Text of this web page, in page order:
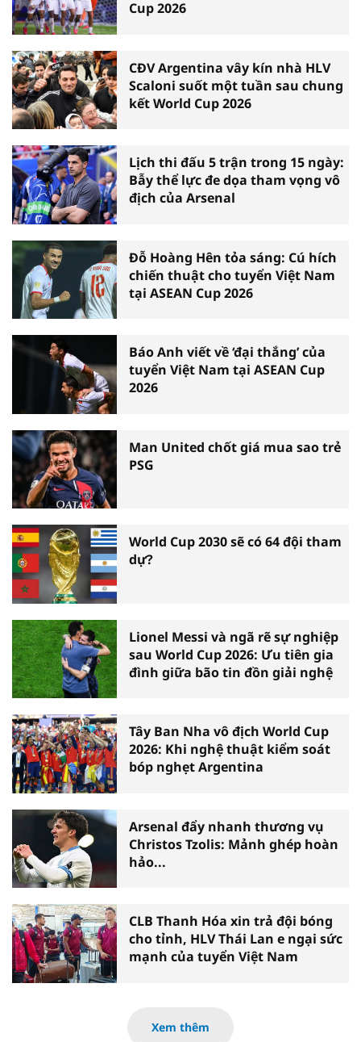
Cup 2026
CĐV Argentina vây kín nhà HLV
Scaloni suốt một tuần sau chung
kết World Cup 2026
Lịch thi đấu 5 trận trong 15 ngày:
Bẫy thể lực đe dọa tham vọng vô
địch của Arsenal
Đỗ Hoàng Hên tỏa sáng: Cú hích
chiến thuật cho tuyển Việt Nam
tại ASEAN Cup 2026
Báo Anh viết về ‘đại thắng’ của
tuyển Việt Nam tại ASEAN Cup
2026
Man United chốt giá mua sao trẻ
PSG
World Cup 2030 sẽ có 64 đội tham
dự?
Lionel Messi và ngã rẽ sự nghiệp
sau World Cup 2026: Ưu tiên gia
đình giữa bão tin đồn giải nghệ
Tây Ban Nha vô địch World Cup
2026: Khi nghệ thuật kiểm soát
bóp nghẹt Argentina
Arsenal đẩy nhanh thương vụ
Christos Tzolis: Mảnh ghép hoàn
hảo...
CLB Thanh Hóa xin trả đội bóng
cho tỉnh, HLV Thái Lan e ngại sức
mạnh của tuyển Việt Nam
Xem thêm